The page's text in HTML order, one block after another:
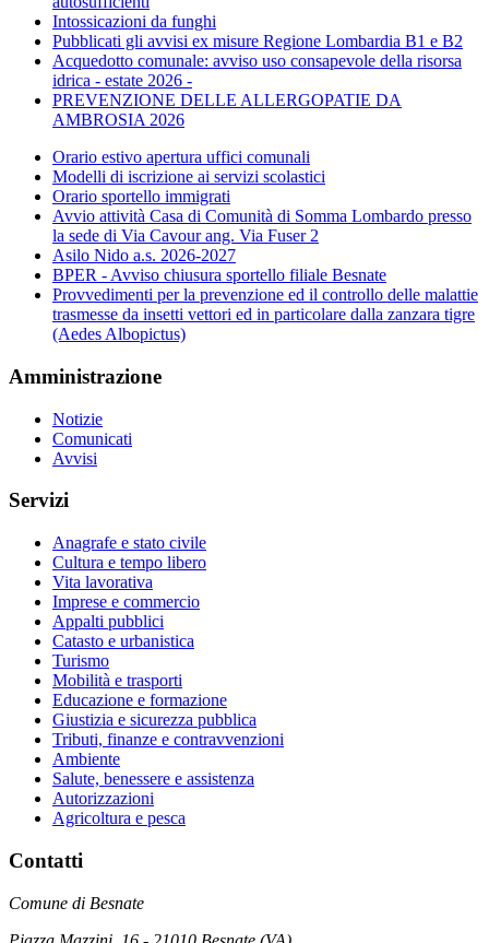
Intossicazioni da funghi
Pubblicati gli avvisi ex misure Regione Lombardia B1 e B2
Acquedotto comunale: avviso uso consapevole della risorsa
idrica - estate 2026 -
PREVENZIONE DELLE ALLERGOPATIE DA
AMBROSIA 2026
Orario estivo apertura uffici comunali
Modelli di iscrizione ai servizi scolastici
Orario sportello immigrati
Avvio attività Casa di Comunità di Somma Lombardo presso
la sede di Via Cavour ang. Via Fuser 2
Asilo Nido a.s. 2026-2027
BPER - Avviso chiusura sportello filiale Besnate
Provvedimenti per la prevenzione ed il controllo delle malattie
trasmesse da insetti vettori ed in particolare dalla zanzara tigre
(Aedes Albopictus)
Amministrazione
Notizie
Comunicati
Avvisi
Servizi
Anagrafe e stato civile
Cultura e tempo libero
Vita lavorativa
Imprese e commercio
Appalti pubblici
Catasto e urbanistica
Turismo
Mobilità e trasporti
Educazione e formazione
Giustizia e sicurezza pubblica
Tributi, finanze e contravvenzioni
Ambiente
Salute, benessere e assistenza
Autorizzazioni
Agricoltura e pesca
Contatti
Comune di Besnate